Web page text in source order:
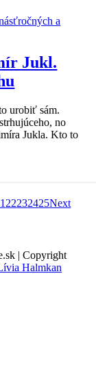
a
Jukl.
urobiť sám.
no
Jukla. Kto to
22232425Next
| Copyright
Halmkan